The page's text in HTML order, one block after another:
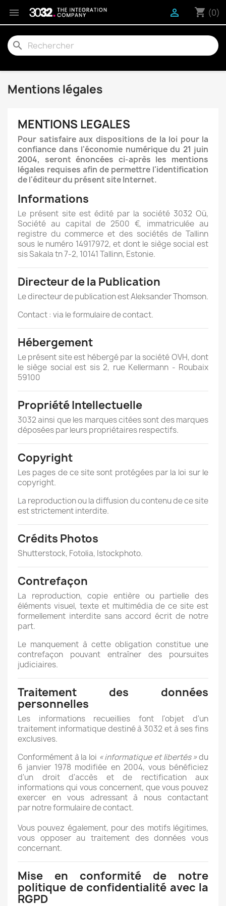
 shopping_cart (0)

search
Mentions légales
MENTIONS LEGALES
Pour satisfaire aux dispositions de la loi pour la
confiance dans l'économie numérique du 21 juin
2004, seront énoncées ci-après les mentions
légales requises afin de permettre l'identification
de l'éditeur du présent site Internet.
Informations
Le présent site est édité par la société 3032 Oü,
Société au capital de 2500 €, immatriculée au
registre du commerce et des sociétés de Tallinn
sous le numéro 14917972, et dont le siège social est
sisSakala tn 7-2, 10141 Tallinn, Estonie.
Directeur de la Publication
Le directeur de publication est Aleksander Thomson.
Contact : via le formulaire de contact.
Hébergement
Le présent site est hébergé par la société OVH, dont
le siège social est sis 2, rue Kellermann - Roubaix
59100
Propriété Intellectuelle
3032 ainsi que les marques citées sont des marques
déposées par leurs propriétaires respectifs.
Copyright
Les pages de ce site sont protégées par la loi sur le
copyright.
La reproduction ou la diffusion du contenu de ce site
est strictement interdite.
Crédits Photos
Shutterstock, Fotolia, Istockphoto.
Contrefaçon
La reproduction, copie entière ou partielle des
éléments visuel, texte et multimédia de ce site est
formellement interdite sans accord écrit de notre
part.
Le manquement à cette obligation constitue une
contrefaçon pouvant entraîner des poursuites
judiciaires.
Traitement des données
personnelles
Les informations recueillies font l'objet d'un
traitement informatique destiné à 3032 et à ses fins
exclusives.
Conformément à la loi « informatique et libertés »du
6 janvier 1978 modifiée en 2004, vous bénéficiez
d'un droit d'accès et de rectification aux
informations qui vous concernent, que vous pouvez
exercer en vous adressant à nous contactant
par notre formulaire de contact.
Vous pouvez également, pour des motifs légitimes,
vous opposer au traitement des données vous
concernant.
Mise en conformité de notre
politique de confidentialité avec la
RGPD